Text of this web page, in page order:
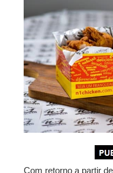
Com retorno a partir